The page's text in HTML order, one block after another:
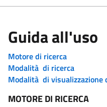
Guida all'uso
Motore di ricerca
Modalità di ricerca
Modalità di visualizzazione
MOTORE DI RICERCA